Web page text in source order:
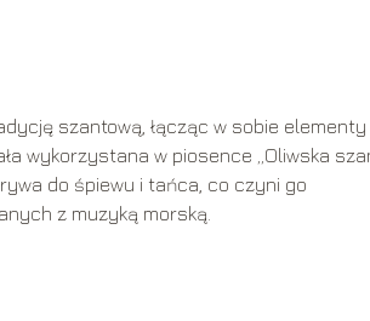
szantową, łącząc w sobie elementy
wykorzystana w piosence „Oliwska
do śpiewu i tańca, co czyni go
z muzyką morską.